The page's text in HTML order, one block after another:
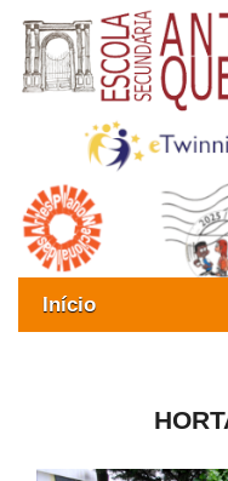
Início
Oferta formativa